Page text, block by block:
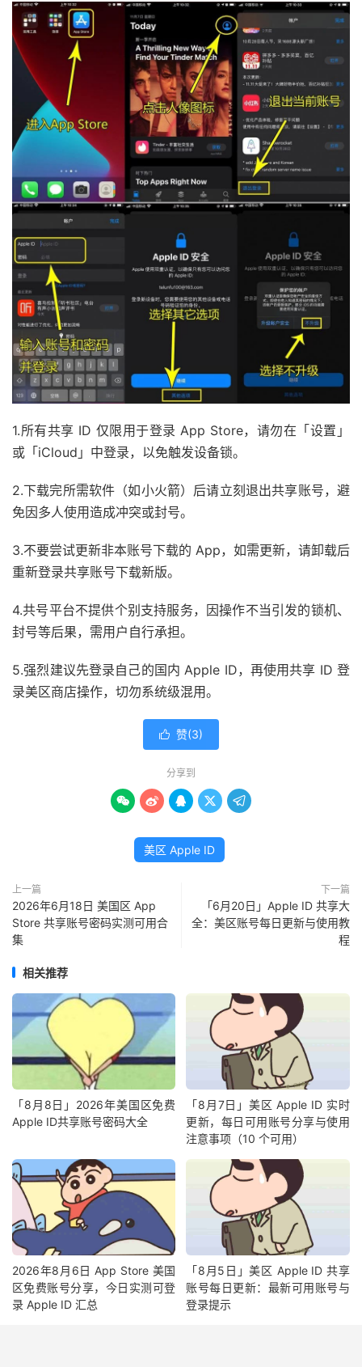
1.所有共享 ID 仅限用于登录 App Store，请勿在「设置」
或「iCloud」中登录，以免触发设备锁。
2.下载完所需软件（如小火箭）后请立刻退出共享账号，避
免因多人使用造成冲突或封号。
3.不要尝试更新非本账号下载的 App，如需更新，请卸载后
重新登录共享账号下载新版。
4.共号平台不提供个别支持服务，因操作不当引发的锁机、
封号等后果，需用户自行承担。
5.强烈建议先登录自己的国内 Apple ID，再使用共享 ID 登
录美区商店操作，切勿系统级混用。
 赞(3)
分享到
    
美区 Apple ID
上一篇
2026年6月18日 美国区 App
Store 共享账号密码实测可用合
集
下一篇
「6月20日」Apple ID 共享大
全：美区账号每日更新与使用教
程
相关推荐
「8月8日」2026年美国区免费
Apple ID共享账号密码大全
「8月7日」美区 Apple ID 实时
更新，每日可用账号分享与使用
注意事项（10 个可用）
2026年8月6日 App Store 美国
区免费账号分享，今日实测可登
录 Apple ID 汇总
「8月5日」美区 Apple ID 共享
账号每日更新：最新可用账号与
登录提示